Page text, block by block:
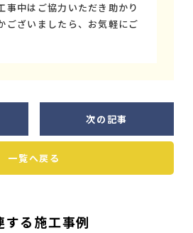
事中はご協力いただき助かり
ございましたら、お気軽にご
次の記事
一覧へ戻る
する施工事例